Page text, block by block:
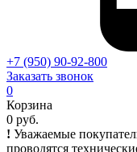
+7 (950) 90-92-800
Заказать звонок
0
Корзина
0 руб.
! Уважаемые
проводятся